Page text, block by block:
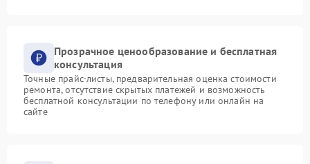
Прозрачное ценообразование и бесплатная
консультация
Точные прайс-листы, предварительная оценка стоимости
ремонта, отсутствие скрытых платежей и возможность
бесплатной консультации по телефону или онлайн на
сайте